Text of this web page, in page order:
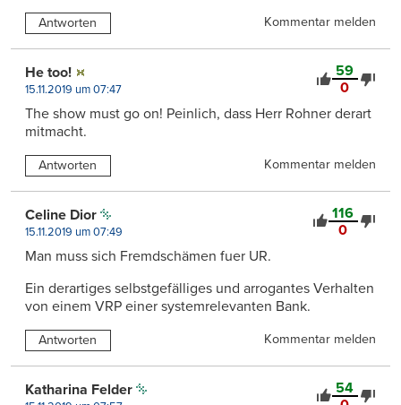
Antworten Kommentar melden
59
0
He too!
15.11.2019 um 07:47
The show must go on! Peinlich, dass Herr Rohner derart
mitmacht.
Antworten Kommentar melden
116
0
Celine Dior
15.11.2019 um 07:49
Man muss sich Fremdschämen fuer UR.
Ein derartiges selbstgefälliges und arrogantes Verhalten
von einem VRP einer systemrelevanten Bank.
Antworten Kommentar melden
54
Katharina Felder